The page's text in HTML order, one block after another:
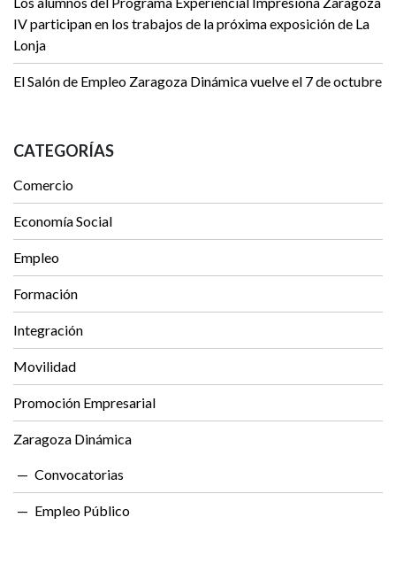
IV participan en los trabajos de la próxima exposición de La
Lonja
El Salón de Empleo Zaragoza Dinámica vuelve el 7 de octubre
CATEGORÍAS
Comercio
Economía Social
Empleo
Formación
Integración
Movilidad
Promoción Empresarial
Zaragoza Dinámica
Convocatorias
Empleo Público